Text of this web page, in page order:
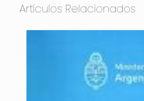
Artículos Relacionados